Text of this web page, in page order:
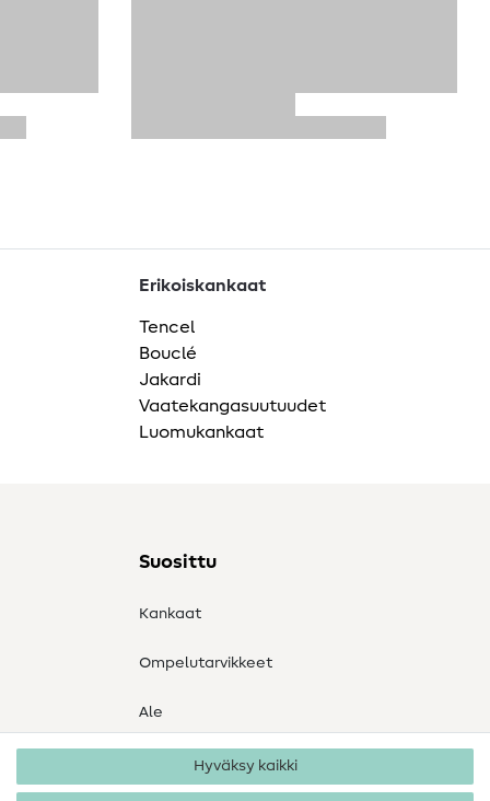
Erikoiskankaat
Tencel
Bouclé
Jakardi
Vaatekangasuutuudet
Luomukankaat
Suosittu
Kankaat
Ompelutarvikkeet
Ale
Hyväksy kaikki